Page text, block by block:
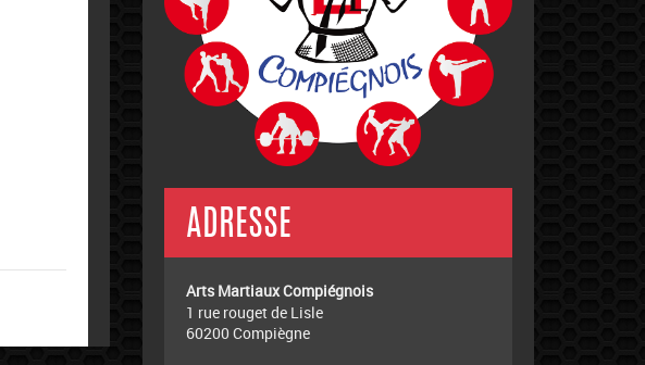
ADRESSE
Arts Martiaux Compiégnois
1 rue rouget de Lisle
60200 Compiègne